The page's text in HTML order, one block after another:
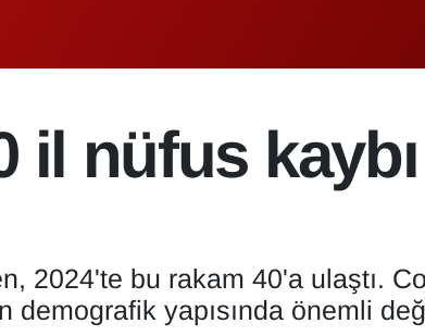
il nüfus
2024'te bu rakam 40'a ulaştı.
demografik yapısında önemli